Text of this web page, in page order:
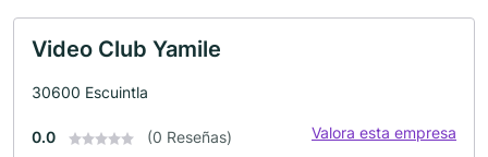
Video Club Yamile
30600 Escuintla
0.0 (0 Reseñas) Valora esta empresa